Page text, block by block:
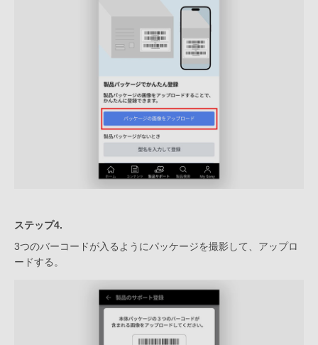
ステップ4.
3つのバーコードが入るようにパッケージを撮影して、アップロ
ードする。